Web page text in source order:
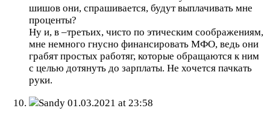
шишов они, спрашивается, будут выплачивать мне
проценты?
Ну и, в –третьих, чисто по этическим соображениям,
мне немного гнусно финансировать МФО, ведь они
грабят простых работяг, которые обращаются к ним
с целью дотянуть до зарплаты. Не хочется пачкать
руки.
Sandy 01.03.2021 at 23:58